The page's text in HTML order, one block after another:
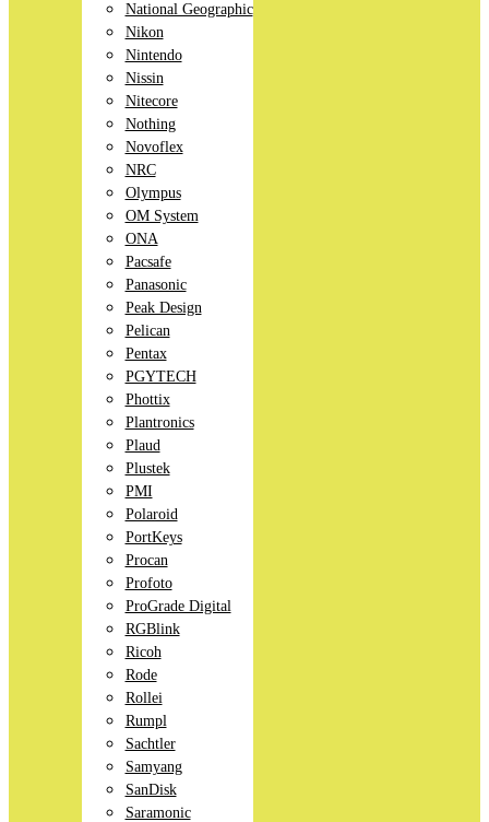
National Geographic
Nikon
Nintendo
Nissin
Nitecore
Nothing
Novoflex
NRC
Olympus
OM System
ONA
Pacsafe
Panasonic
Peak Design
Pelican
Pentax
PGYTECH
Phottix
Plantronics
Plaud
Plustek
PMI
Polaroid
PortKeys
Procan
Profoto
ProGrade Digital
RGBlink
Ricoh
Rode
Rollei
Rumpl
Sachtler
Samyang
SanDisk
Saramonic